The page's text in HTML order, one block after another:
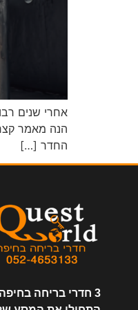
אחרי שנים
הנה מאמר
החדר […]
3 חדרי בריחה בחיפה והקריות -